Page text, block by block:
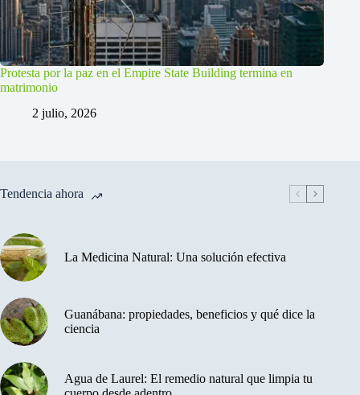
Protesta por la paz en el Empire State Building termina en
matrimonio
2 julio, 2026
Tendencia ahora
La Medicina Natural: Una solución efectiva
Guanábana: propiedades, beneficios y qué dice la
ciencia
Agua de Laurel: El remedio natural que limpia tu